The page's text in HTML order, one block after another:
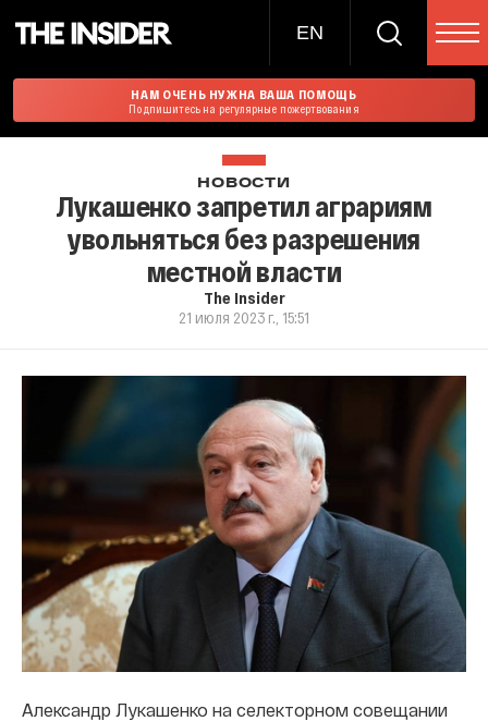
EN
НАМ ОЧЕНЬ НУЖНА ВАША ПОМОЩЬ
Подпишитесь на регулярные пожертвования
НОВОСТИ
Лукашенко запретил аграриям
увольняться без разрешения
местной власти
The Insider
21 июля 2023 г., 15:51
Александр Лукашенко на селекторном совещании